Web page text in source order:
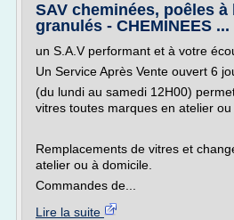
SAV cheminées, poêles à
granulés - CHEMINEES ...
un S.A.V performant et à votre
Un Service Après Vente ouvert 6
(du lundi au samedi 12H00)
vitres toutes marques en atelier ou
Remplacements de vitres et
atelier ou à domicile.
Commandes de...
Lire la suite